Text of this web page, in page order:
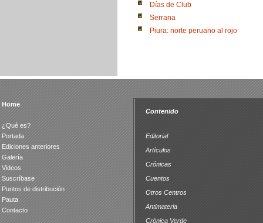
Días de Club
Serrana
Piura: norte peruano al rojo
Home
¿Qué es?
Portada
Ediciones anteriores
Galería
Videos
Suscríbase
Puntos de distribución
Pauta
Contacto
Contenido
Editorial
Artículos
Crónicas
Cuentos
Otros Centros
Antimateria
Crónica Verde